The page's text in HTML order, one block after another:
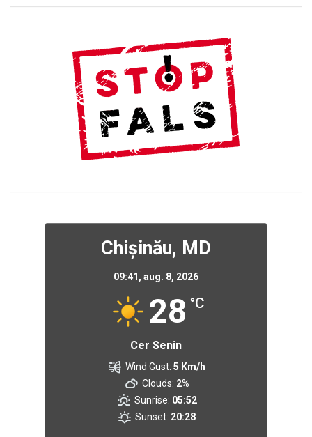
Chișinău, MD
09:41, aug. 8, 2026
28 °C
Cer Senin
Wind Gust: 5 Km/h
Clouds: 2%
Sunrise: 05:52
Sunset: 20:28